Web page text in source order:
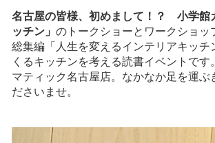
名古屋の皆様、初めまして！？ 小学館
ッチン」 のトークショーとワークショ
総集編「人生を変えるインテリアキッ
くるキッチンを考える読書イベントで
マティック名古屋店。なかなか足を運
ださいませ。